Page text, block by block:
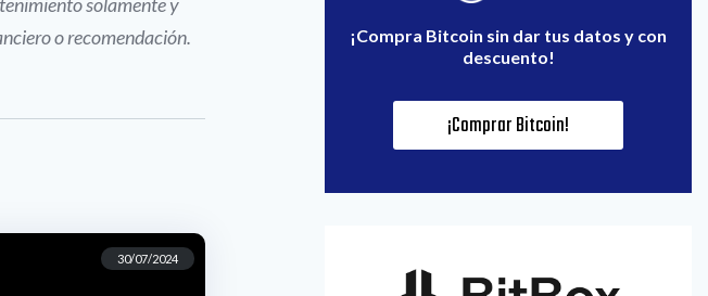
o recomendación.
30/07/2024
¡Compra Bitcoin sin dar tus datos y con
descuento!
¡Comprar Bitcoin!